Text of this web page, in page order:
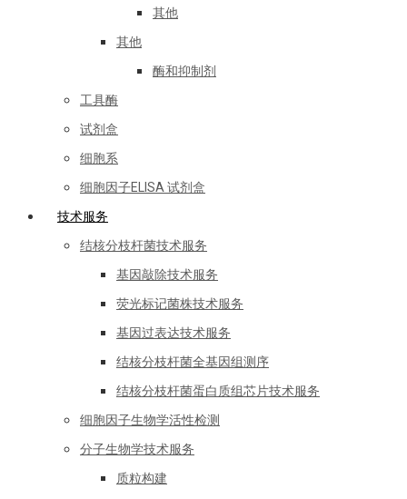
其他
其他
酶和抑制剂
工具酶
试剂盒
细胞系
细胞因子ELISA 试剂盒
技术服务
结核分枝杆菌技术服务
基因敲除技术服务
荧光标记菌株技术服务
基因过表达技术服务
结核分枝杆菌全基因组测序
结核分枝杆菌蛋白质组芯片技术服务
细胞因子生物学活性检测
分子生物学技术服务
质粒构建